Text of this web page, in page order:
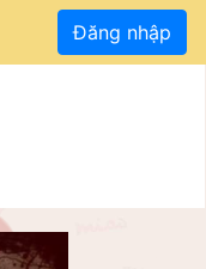
Đăng nhập